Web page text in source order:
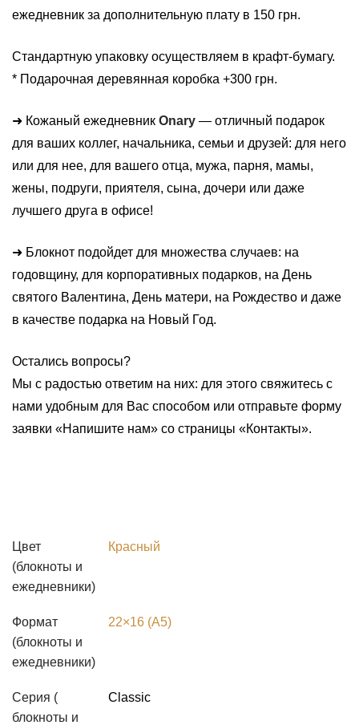
ежедневник за дополнительную плату в 150 грн.
Стандартную упаковку осуществляем в крафт-бумагу.
* Подарочная деревянная коробка +300 грн.
➜ Кожаный ежедневник Onary — отличный подарок
для ваших коллег, начальника, семьи и друзей: для него
или для нее, для вашего отца, мужа, парня, мамы,
жены, подруги, приятеля, сына, дочери или даже
лучшего друга в офисе!
➜ Блокнот подойдет для множества случаев: на
годовщину, для корпоративных подарков, на День
святого Валентина, День матери, на Рождество и даже
в качестве подарка на Новый Год.
Остались вопросы?
Мы с радостью ответим на них: для этого свяжитесь с
нами удобным для Вас способом или отправьте форму
заявки «Напишите нам» со страницы «Контакты».
Цвет
(блокноты и
ежедневники)
Красный
Формат
(блокноты и
ежедневники)
22×16 (А5)
Серия (
блокноты и
Classic